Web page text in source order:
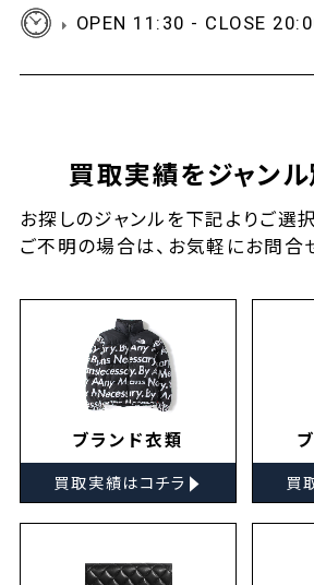
OPEN 11:30 - CLOSE
買取実績をジャン
お探しのジャンルを下記よりご選択
ご不明の場合は、お気軽にお問合
ブランド衣類
買取実績はコチラ ▸ 買